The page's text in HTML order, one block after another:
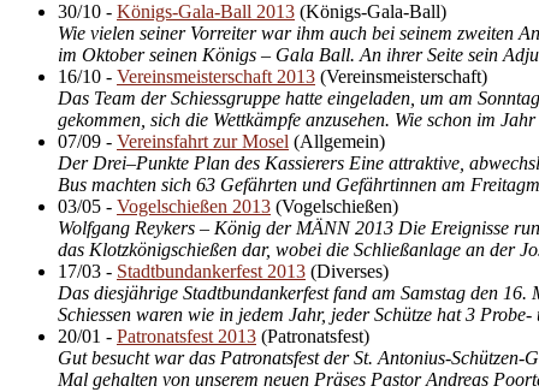
30/10 - Königs-Gala-Ball 2013 (Königs-Gala-Ball)
Wie vielen seiner Vorreiter war ihm auch bei seinem zweiten
im Oktober seinen Königs – Gala Ball. An ihrer Seite sein
16/10 - Vereinsmeisterschaft 2013 (Vereinsmeisterschaft)
Das Team der Schiessgruppe hatte eingeladen, um am
gekommen, sich die Wettkämpfe anzusehen. Wie schon im
07/09 - Vereinsfahrt zur Mosel (Allgemein)
Der Drei–Punkte Plan des Kassierers Eine attraktive,
Bus machten sich 63 Gefährten und Gefährtinnen am
03/05 - Vogelschießen 2013 (Vogelschießen)
Wolfgang Reykers – König der MÄNN 2013 Die Ereignisse
das Klotzkönigschießen dar, wobei die Schließanlage an der
17/03 - Stadtbundankerfest 2013 (Diverses)
Das diesjährige Stadtbundankerfest fand am Samstag den
Schiessen waren wie in jedem Jahr, jeder Schütze hat 3
20/01 - Patronatsfest 2013 (Patronatsfest)
Gut besucht war das Patronatsfest der St. Antonius-
Mal gehalten von unserem neuen Präses Pastor Andreas